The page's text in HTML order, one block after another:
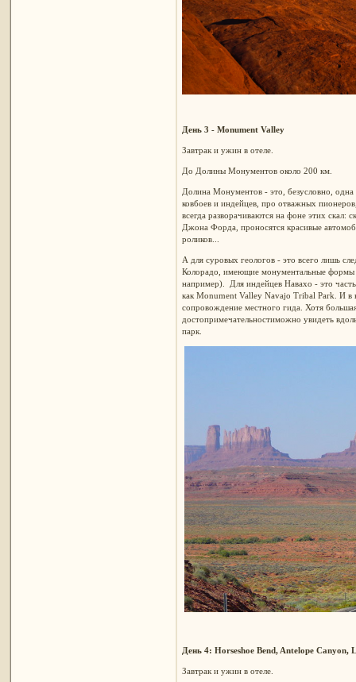
День 3 - Monument Valley
Завтрак и ужин в отеле.
До Долины Монументов около 200 км.
Долина Монументов - это, безусловно,
ковбоев и индейцев, про отважных
всегда разворачиваются на фоне этих
Джона Форда, проносятся красивые
роликов...
А для суровых геологов - это всего лишь
Колорадо, имеющие монументальные формы
например). Для индейцев Навахо - это
как Monument Valley Navajo Tribal Park. И в
сопровождение местного гида. Хотя
достопримечательностиможно увидеть
парк.
День 4: Horseshoe Bend, Antelope Canyon,
Завтрак и ужин в отеле.